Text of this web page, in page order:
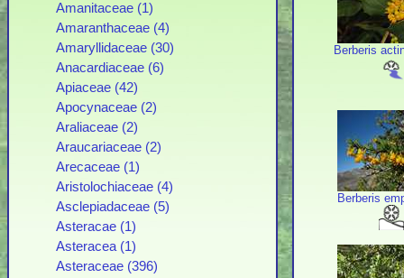
Amanitaceae (1)
Amaranthaceae (4)
Amaryllidaceae (30)
Anacardiaceae (6)
Apiaceae (42)
Apocynaceae (2)
Araliaceae (2)
Araucariaceae (2)
Arecaceae (1)
Aristolochiaceae (4)
Asclepiadaceae (5)
Asteracae (1)
Asteracea (1)
Asteraceae (396)
Berberis
Berberis